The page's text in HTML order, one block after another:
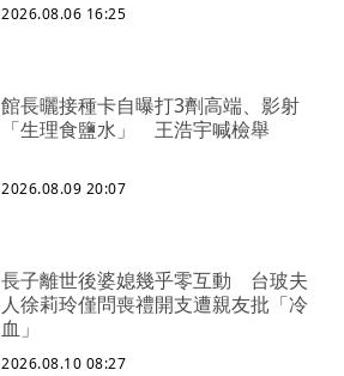
2026.08.06 16:25
館長曬接種卡自曝打3劑高端、影射
「生理食鹽水」 王浩宇喊檢舉
2026.08.09 20:07
長子離世後婆媳幾乎零互動 台玻夫
人徐莉玲僅問喪禮開支遭親友批「冷
血」
2026.08.10 08:27